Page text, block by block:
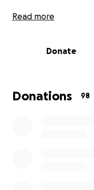
Chaque jour,
impuissants.
capacité à les
nourriture à Gaza, et
Read more
Donate
Donations 98